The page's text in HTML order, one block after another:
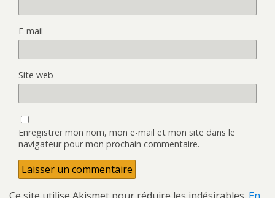
E-mail
Site web
Enregistrer mon nom, mon e-mail et mon site dans le
navigateur pour mon prochain commentaire.